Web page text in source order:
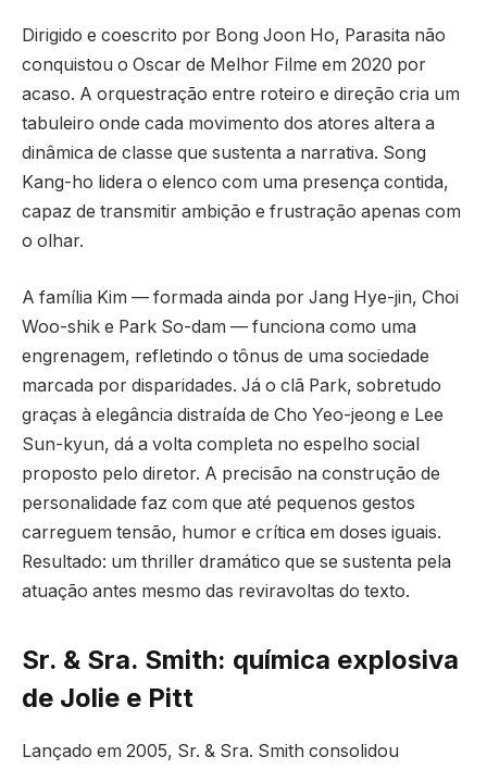
Dirigido e coescrito por Bong Joon Ho, Parasita não
conquistou o Oscar de Melhor Filme em 2020 por
acaso. A orquestração entre roteiro e direção cria um
tabuleiro onde cada movimento dos atores altera a
dinâmica de classe que sustenta a narrativa. Song
Kang-ho lidera o elenco com uma presença contida,
capaz de transmitir ambição e frustração apenas com
o olhar.
A família Kim — formada ainda por Jang Hye-jin, Choi
Woo-shik e Park So-dam — funciona como uma
engrenagem, refletindo o tônus de uma sociedade
marcada por disparidades. Já o clã Park, sobretudo
graças à elegância distraída de Cho Yeo-jeong e Lee
Sun-kyun, dá a volta completa no espelho social
proposto pelo diretor. A precisão na construção de
personalidade faz com que até pequenos gestos
carreguem tensão, humor e crítica em doses iguais.
Resultado: um thriller dramático que se sustenta pela
atuação antes mesmo das reviravoltas do texto.
Sr. & Sra. Smith: química explosiva
de Jolie e Pitt
Lançado em 2005, Sr. & Sra. Smith consolidou